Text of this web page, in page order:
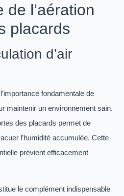
de l’aération
placards
d’air
fondamentale de
maintenir un environnement sain.
des placards permet de
l’humidité accumulée. Cette
prévient efficacement
le complément indispensable